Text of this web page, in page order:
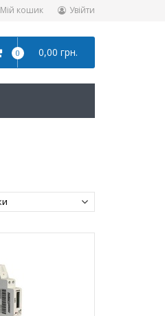
Мій кошик Увійти
0 0,00 грн.